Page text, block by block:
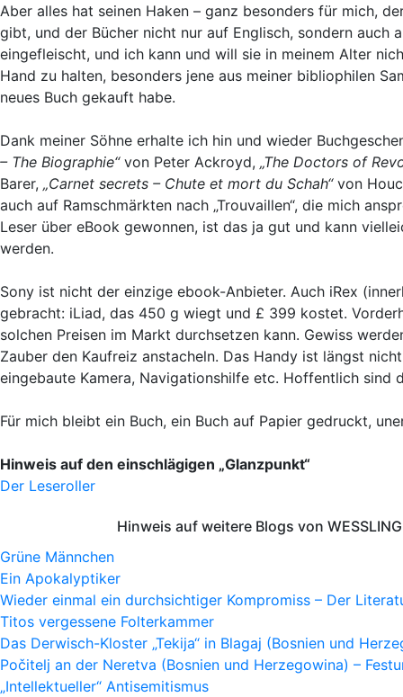
Aber alles hat seinen Haken – ganz besonders für mich,
gibt, und der Bücher nicht nur auf Englisch, sondern auch
eingefleischt, und ich kann und will sie in meinem Alter
Hand zu halten, besonders jene aus meiner bibliophilen
neues Buch gekauft habe.
Dank meiner Söhne erhalte ich hin und wieder
– The Biographie“von Peter Ackroyd, „The Doctors of
Barer, „Carnet secrets – Chute et mort du Schah“von
auch auf Ramschmärkten nach „Trouvaillen“, die mich
Leser über eBook gewonnen, ist das ja gut und kann
werden.
Sony ist nicht der einzige ebook-Anbieter. Auch iRex
gebracht: iLiad, das 450 g wiegt und £ 399 kostet.
solchen Preisen im Markt durchsetzen kann. Gewiss
Zauber den Kaufreiz anstacheln. Das Handy ist längst
eingebaute Kamera, Navigationshilfe etc. Hoffentlich sind
Für mich bleibt ein Buch, ein Buch auf Papier gedruckt,
Hinweis auf den einschlägigen „Glanzpunkt“
Der Leseroller
Hinweis auf weitere Blogs von
Grüne Männchen
Ein Apokalyptiker
Wieder einmal ein durchsichtiger Kompromiss – Der
Titos vergessene Folterkammer
Das Derwisch-Kloster „Tekija“ in Blagaj (Bosnien und
Počitelj an der Neretva (Bosnien und Herzegowina) –
„Intellektueller“ Antisemitismus